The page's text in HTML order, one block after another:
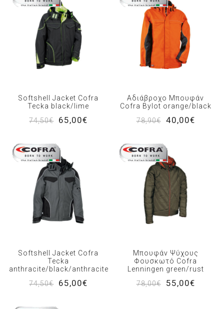
Softshell Jacket Cofra
Tecka black/lime
74,50€
65,00€
Αδιάβροχο Μπουφάν
Cofra Bylot orange/black
78,90€
40,00€
Softshell Jacket Cofra
Tecka
anthracite/black/anthracite
74,50€
65,00€
Μπουφάν Ψύχους
Φουσκωτό Cofra
Lenningen green/rust
78,00€
55,00€